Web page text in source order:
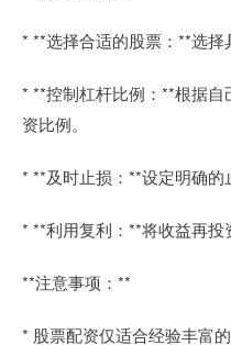
* **选择合适的股票：**选择
* **控制杠杆比例：**根据
资比例。
* **及时止损：**设定明确的
* **利用复利：**将收益再投
**注意事项：**
* 股票配资仅适合经验丰富的